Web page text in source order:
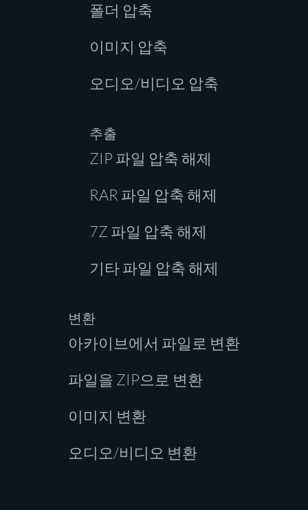
폴더 압축
이미지 압축
오디오/비디오 압축
추출
ZIP 파일 압축 해제
RAR 파일 압축 해제
7Z 파일 압축 해제
기타 파일 압축 해제
변환
아카이브에서 파일로 변환
파일을 ZIP으로 변환
이미지 변환
오디오/비디오 변환